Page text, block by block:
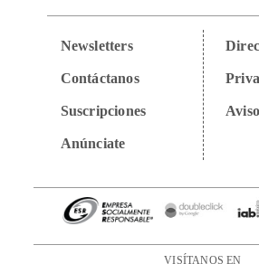
Newsletters
Contáctanos
Suscripciones
Anúnciate
VISÍTANOS EN